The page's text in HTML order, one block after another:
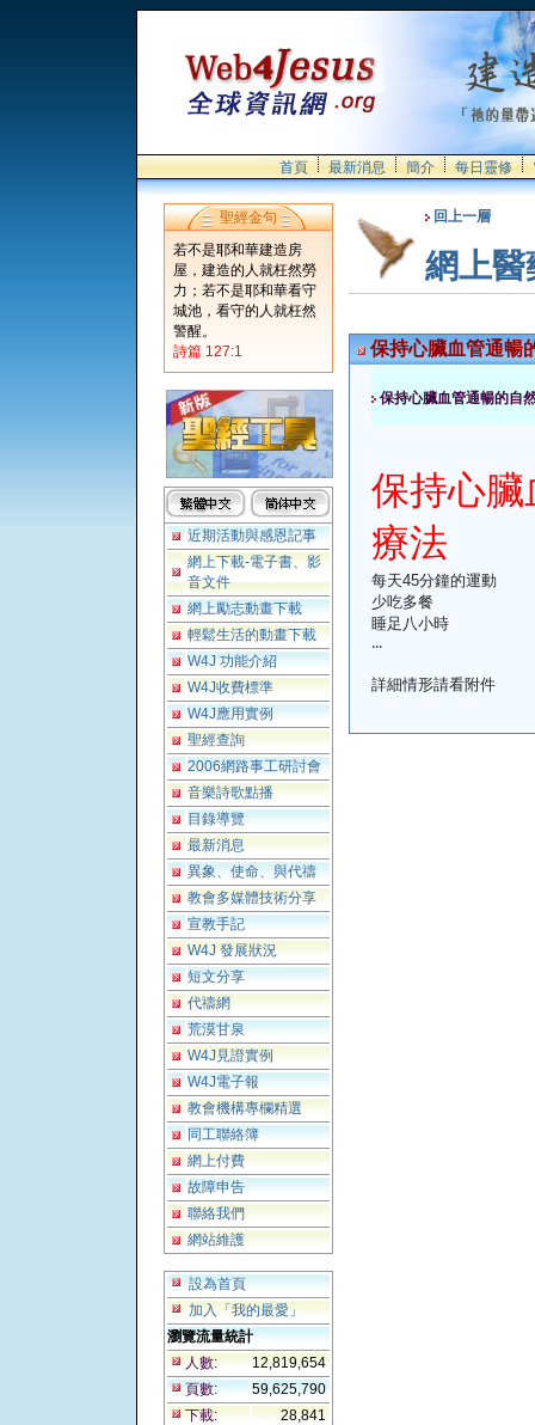
首頁 最新消息 簡介 每日靈修
聖經金句
若不是耶和華建造房
屋，建造的人就枉然勞
力；若不是耶和華看守
城池，看守的人就枉然
警醒。
詩篇 127:1
近期活動與感恩記事
網上下載-電子書、影
音文件
網上勵志動畫下載
輕鬆生活的動畫下載
W4J 功能介紹
W4J收費標準
W4J應用實例
聖經查詢
2006網路事工研討會
音樂詩歌點播
目錄導覽
最新消息
異象、使命、與代禱
教會多媒體技術分享
宣教手記
W4J 發展狀況
短文分享
代禱網
荒漠甘泉
W4J見證實例
W4J電子報
教會機構專欄精選
同工聯絡簿
網上付費
故障申告
聯絡我們
網站維護
設為首頁
加入「我的最愛」
瀏覽流量統計
人數:
12,819,654
頁數:
59,625,790
下載:
28,841
回上一層
網上醫
保持心臟血管通暢
保持心臟血管通暢的自
保持心
療法
每天45分鐘的運動
少吃多餐
睡足八小時
‧‧‧
詳細情形請看附件